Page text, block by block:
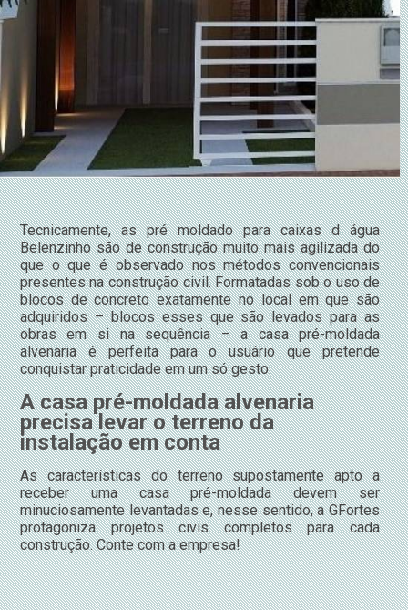
Tecnicamente, as pré moldado para caixas d água
Belenzinho são de construção muito mais agilizada do
que o que é observado nos métodos convencionais
presentes na construção civil. Formatadas sob o uso de
blocos de concreto exatamente no local em que são
adquiridos – blocos esses que são levados para as
obras em si na sequência – a casa pré-moldada
alvenaria é perfeita para o usuário que pretende
conquistar praticidade em um só gesto.
A casa pré-moldada alvenaria
precisa levar o terreno da
instalação em conta
As características do terreno supostamente apto a
receber uma casa pré-moldada devem ser
minuciosamente levantadas e, nesse sentido, a GFortes
protagoniza projetos civis completos para cada
construção. Conte com a empresa!